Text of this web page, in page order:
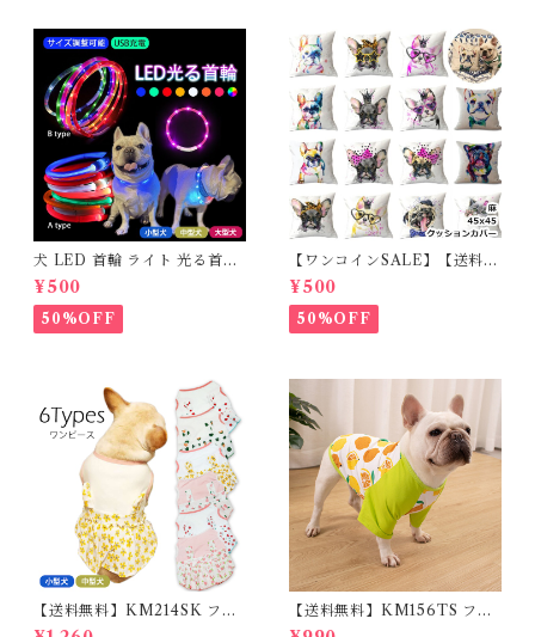
犬 LED 首輪 ライト 光る首輪
USB充電 生活防水 長さ調整可
能 首輪 犬用 ペット カラー ペ
ット用品 軽量 ドッグ用品 フレ
ンチブルドック 大型犬 中型犬
¥500
50%OFF
【ワンコインSALE】【送料無
料】KM503G クッションカバ
ー フレンチブルドッグ クリー
ム フレブル
¥500
50%OFF
【送料無料】KM214SK フレ
ブル 女の子 スカート ワンピー
【送料無料】KM156TS フレ
ブル Tシャツ フレンチブルド